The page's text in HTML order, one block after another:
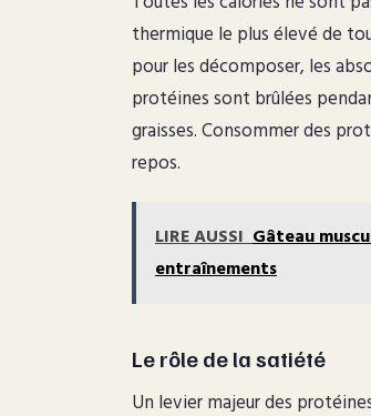
thermique le plus élevé de
pour les décomposer, les
protéines sont brûlées
graisses. Consommer des
repos.
LIRE AUSSI Gâteau
entraînements
Le rôle de la satiété
Un levier majeur des